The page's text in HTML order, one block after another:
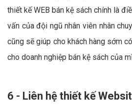
thiết kế WEB bán kệ sách chính là
vấn của đội ngũ nhân viên nhân
cũng sẽ giúp cho khách hàng sớm
cho doanh nghiệp bán kệ sách của
6 - Liên hệ thiết kế